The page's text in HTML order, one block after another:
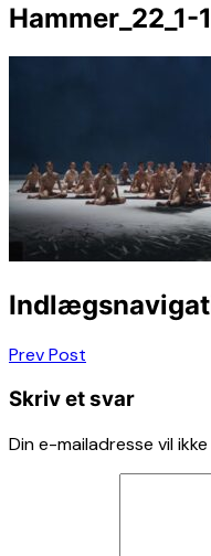
Prev Post
Skriv et svar
Din e-mailadresse vil